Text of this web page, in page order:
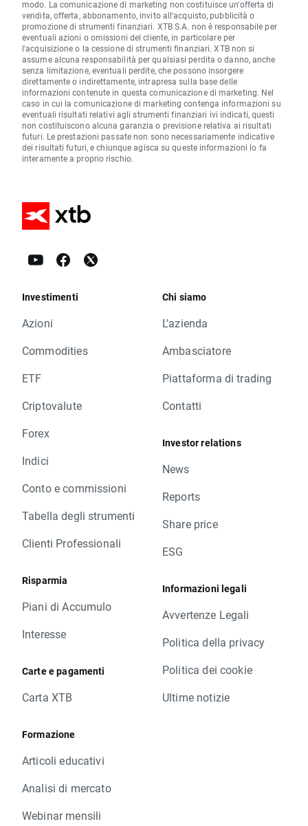
modo. La comunicazione di marketing non costituisce un'offerta di
vendita, offerta, abbonamento, invito all'acquisto, pubblicità o
promozione di strumenti finanziari. XTB S.A. non è responsabile per
eventuali azioni o omissioni del cliente, in particolare per
l'acquisizione o la cessione di strumenti finanziari. XTB non si
assume alcuna responsabilità per qualsiasi perdita o danno, anche
senza limitazione, eventuali perdite, che possono insorgere
direttamente o indirettamente, intrapresa sulla base delle
informazioni contenute in questa comunicazione di marketing. Nel
caso in cui la comunicazione di marketing contenga informazioni su
eventuali risultati relativi agli strumenti finanziari ivi indicati, questi
non costituiscono alcuna garanzia o previsione relativa ai risultati
futuri. Le prestazioni passate non sono necessariamente indicative
dei risultati futuri, e chiunque agisca su queste informazioni lo fa
interamente a proprio rischio.
Investimenti
Azioni
Commodities
ETF
Criptovalute
Forex
Indici
Conto e commissioni
Tabella degli strumenti
Clienti Professionali
Risparmia
Piani di Accumulo
Interesse
Carte e pagamenti
Carta XTB
Formazione
Articoli educativi
Analisi di mercato
Webinar mensili
Chi siamo
L'azienda
Ambasciatore
Piattaforma di trading
Contatti
Investor relations
News
Reports
Share price
ESG
Informazioni legali
Avvertenze Legali
Politica della privacy
Politica dei cookie
Ultime notizie